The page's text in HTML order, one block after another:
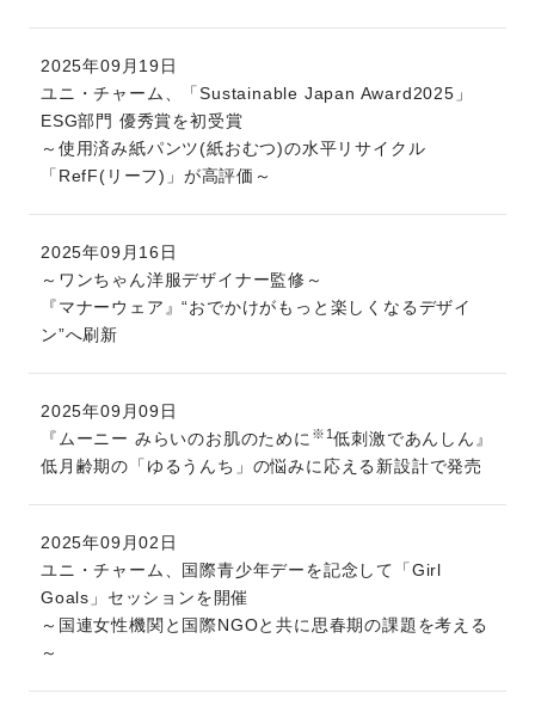
2025年09月19日
ユニ・チャーム、「Sustainable Japan Award2025」
ESG部門 優秀賞を初受賞
～使用済み紙パンツ(紙おむつ)の水平リサイクル
「RefF(リーフ)」が高評価～
2025年09月16日
～ワンちゃん洋服デザイナー監修～
『マナーウェア』“おでかけがもっと楽しくなるデザイ
ン”へ刷新
2025年09月09日
『ムーニー みらいのお肌のために ※1 低刺激であんしん』
低月齢期の「ゆるうんち」の悩みに応える新設計で発売
2025年09月02日
ユニ・チャーム、国際青少年デーを記念して「Girl
Goals」セッションを開催
～国連女性機関と国際NGOと共に思春期の課題を考える
～